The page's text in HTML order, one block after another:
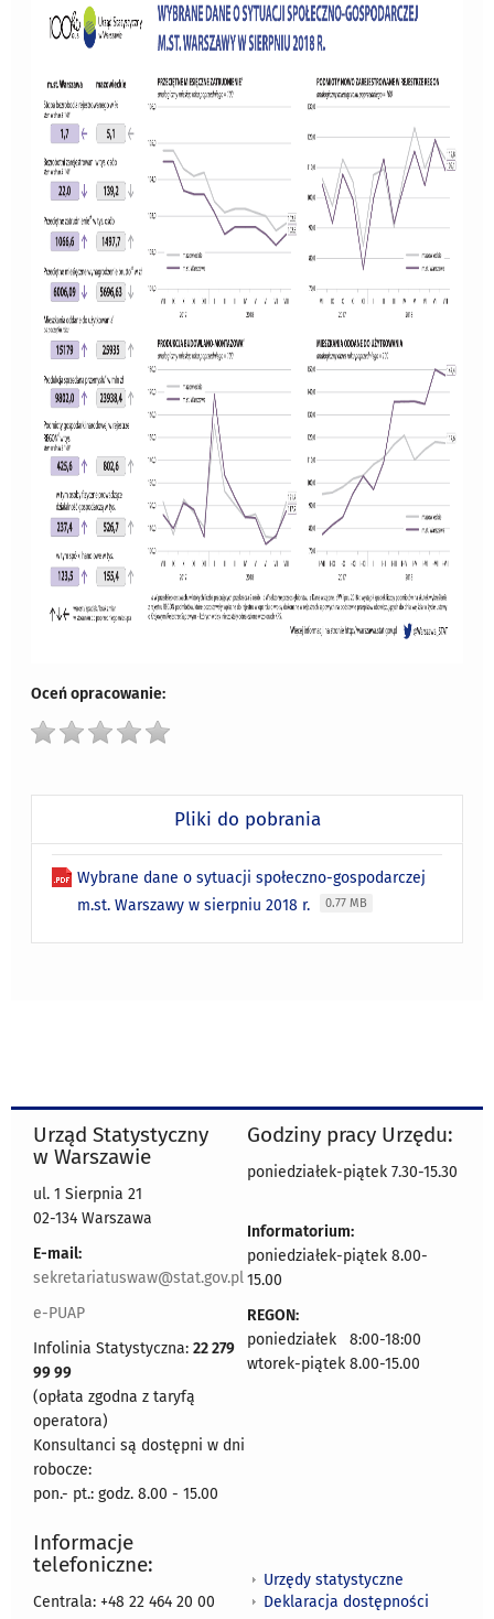
Oceń opracowanie:
Pliki do pobrania
Wybrane dane o sytuacji społeczno-gospodarczej
m.st. Warszawy w sierpniu 2018 r.
0.77 MB
Urząd Statystyczny
w Warszawie
ul. 1 Sierpnia 21
02-134 Warszawa
E-mail:
sekretariatuswaw@stat.gov.pl
e-PUAP
Infolinia Statystyczna: 22 279
99 99
(opłata zgodna z taryfą
operatora)
Konsultanci są dostępni w dni
robocze:
pon.- pt.: godz. 8.00 - 15.00
Godziny pracy Urzędu:
poniedziałek-piątek 7.30-15.30
Informatorium:
poniedziałek-piątek 8.00-
15.00
REGON:
poniedziałek 8:00-18:00
wtorek-piątek 8.00-15.00
Informacje
telefoniczne:
Centrala: +48 22 464 20 00
Urzędy statystyczne
Deklaracja dostępności